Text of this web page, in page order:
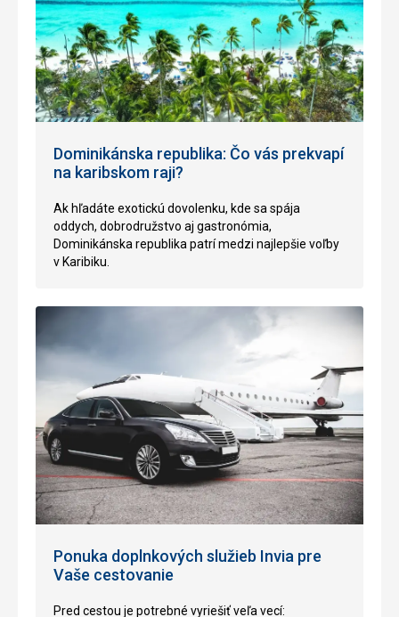
Dominikánska republika: Čo vás prekvapí
na karibskom raji?
Ak hľadáte exotickú dovolenku, kde sa spája
oddych, dobrodružstvo aj gastronómia,
Dominikánska republika patrí medzi najlepšie voľby
v Karibiku.
Ponuka doplnkových služieb Invia pre
Vaše cestovanie
Pred cestou je potrebné vyriešiť veľa vecí: